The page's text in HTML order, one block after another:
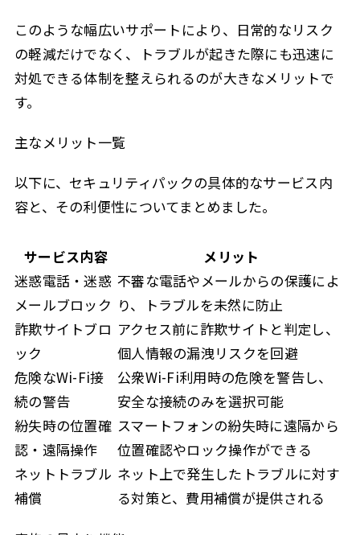
このような幅広いサポートにより、日常的なリスク
の軽減だけでなく、トラブルが起きた際にも迅速に
対処できる体制を整えられるのが大きなメリットで
す。
主なメリット一覧
以下に、セキュリティパックの具体的なサービス内
容と、その利便性についてまとめました。
サービス内容
メリット
迷惑電話・迷惑
メールブロック
不審な電話やメールからの保護によ
り、トラブルを未然に防止
詐欺サイトブロ
ック
アクセス前に詐欺サイトと判定し、
個人情報の漏洩リスクを回避
危険なWi-Fi接
続の警告
公衆Wi-Fi利用時の危険を警告し、
安全な接続のみを選択可能
紛失時の位置確
認・遠隔操作
スマートフォンの紛失時に遠隔から
位置確認やロック操作ができる
ネットトラブル
補償
ネット上で発生したトラブルに対す
る対策と、費用補償が提供される